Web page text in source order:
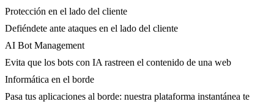
Protección en el lado del cliente
Defiéndete ante ataques en el lado del cliente
AI Bot Management
Evita que los bots con IA rastreen el contenido de una web
Informática en el borde
Pasa tus aplicaciones al borde: nuestra plataforma instantánea te